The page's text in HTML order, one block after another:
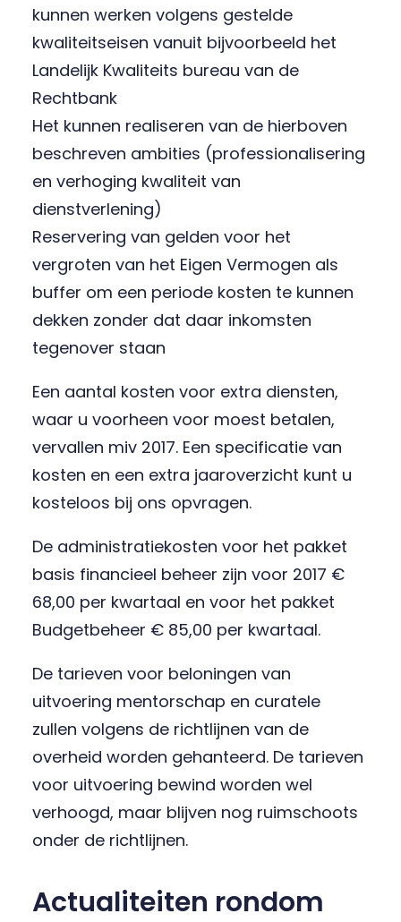
kunnen werken volgens gestelde
kwaliteitseisen vanuit bijvoorbeeld het
Landelijk Kwaliteits bureau van de
Rechtbank
Het kunnen realiseren van de hierboven
beschreven ambities (professionalisering
en verhoging kwaliteit van
dienstverlening)
Reservering van gelden voor het
vergroten van het Eigen Vermogen als
buffer om een periode kosten te kunnen
dekken zonder dat daar inkomsten
tegenover staan
Een aantal kosten voor extra diensten,
waar u voorheen voor moest betalen,
vervallen miv 2017. Een specificatie van
kosten en een extra jaaroverzicht kunt u
kosteloos bij ons opvragen.
De administratiekosten voor het pakket
basis financieel beheer zijn voor 2017 €
68,00 per kwartaal en voor het pakket
Budgetbeheer € 85,00 per kwartaal.
De tarieven voor beloningen van
uitvoering mentorschap en curatele
zullen volgens de richtlijnen van de
overheid worden gehanteerd. De tarieven
voor uitvoering bewind worden wel
verhoogd, maar blijven nog ruimschoots
onder de richtlijnen.
Actualiteiten rondom